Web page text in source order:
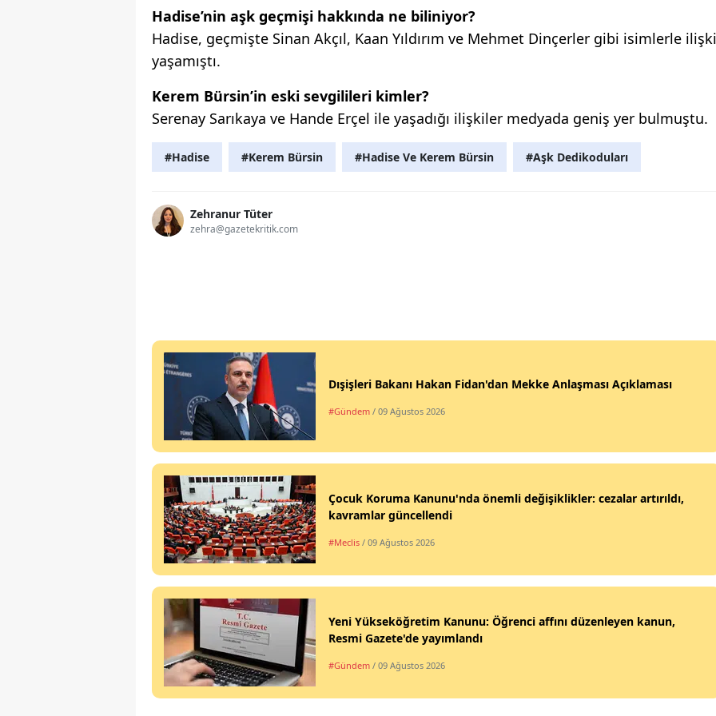
Hadise’nin aşk geçmişi hakkında ne biliniyor?
Hadise, geçmişte Sinan Akçıl, Kaan Yıldırım ve Mehmet Dinçerler gibi isimlerle ilişki
yaşamıştı.
Kerem Bürsin’in eski sevgilileri kimler?
Serenay Sarıkaya ve Hande Erçel ile yaşadığı ilişkiler medyada geniş yer bulmuştu.
#Hadise #Kerem Bürsin #Hadise Ve Kerem Bürsin #Aşk Dedikoduları
Zehranur Tüter
zehra@gazetekritik.com
Dışişleri Bakanı Hakan Fidan'dan Mekke Anlaşması Açıklaması
#Gündem / 09 Ağustos 2026
Çocuk Koruma Kanunu'nda önemli değişiklikler: cezalar artırıldı,
kavramlar güncellendi
#Meclis / 09 Ağustos 2026
Yeni Yükseköğretim Kanunu: Öğrenci affını düzenleyen kanun,
Resmi Gazete'de yayımlandı
#Gündem / 09 Ağustos 2026